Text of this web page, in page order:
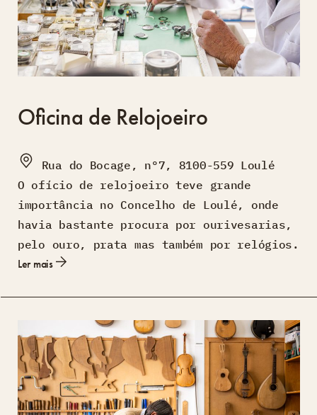
Oficina de Relojoeiro
Rua do Bocage, nº7, 8100-559 Loulé
O ofício de relojoeiro teve grande
importância no Concelho de Loulé, onde
havia bastante procura por ourivesarias,
pelo ouro, prata mas também por relógios.
Ler mais